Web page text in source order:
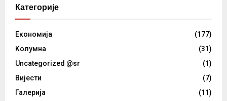
Категорије
Eкономија
(177)
Kолумнa
(31)
Uncategorized @sr
(1)
Вијести
(7)
Галерија
(11)